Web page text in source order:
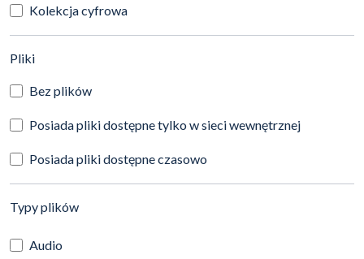
Kolekcja cyfrowa
Pliki(automatyczne przeładowanie treści)
Bez plików
Posiada pliki dostępne tylko w sieci wewnętrznej
Posiada pliki dostępne czasowo
Typy plików(automatyczne przeładowanie treści)
Audio